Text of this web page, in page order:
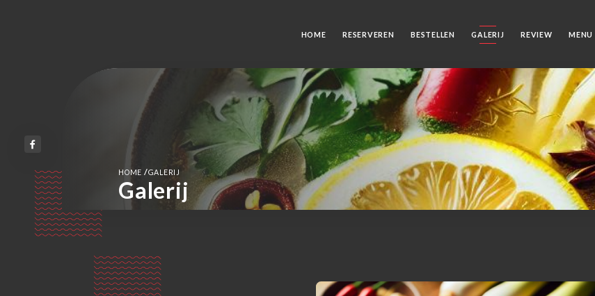
HOME RESERVEREN BESTELLEN GALERIJ REVIEW MENU
HOME /GALERIJ
Galerij